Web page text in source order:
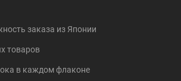
заказа из Японии
товаров
в каждом флаконе